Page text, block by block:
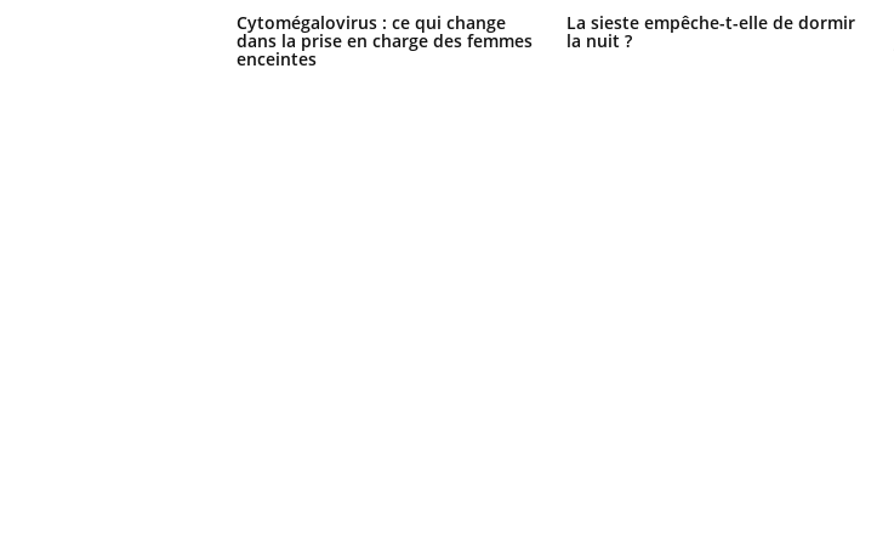
Cytomégalovirus : ce qui change
dans la prise en charge des femmes
enceintes
La sieste empêche-t-elle de dormir
la nuit ?